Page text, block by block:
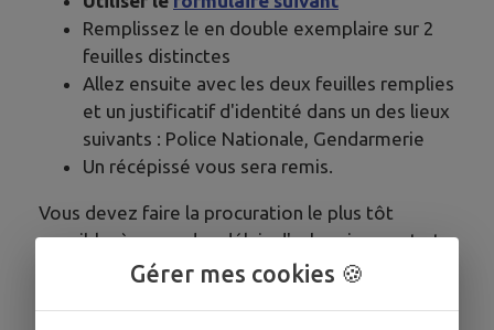
Remplissez le en double exemplaire sur 2
feuilles distinctes
Allez ensuite avec les deux feuilles remplies
et un justificatif d'identité dans un des lieux
suivants : Police Nationale, Gendarmerie
Un récépissé vous sera remis.
Vous devez faire la procuration le plus tôt
possible, à cause des délais d'acheminement et
de traitement de la procuration.
Gérer mes cookies 🍪